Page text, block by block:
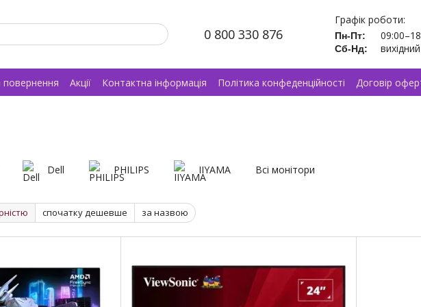
0 800 330 876
Графік роботи:
Пн-Пт:
Сб-Нд: вихідний
повернення Акції Контактна інформація Політика конфеденційності
Договір
Dell PHILIPS IIYAMA Всі монітори
спочатку дешевше за назвою